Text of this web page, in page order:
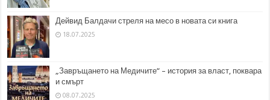
Дейвид Балдачи стреля на месо в новата си книга
18.07.2025
„Завръщането на Медичите“ – история за власт, поквара
и смърт
08.07.2025